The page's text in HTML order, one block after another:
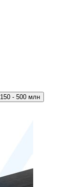
150 - 500 млн